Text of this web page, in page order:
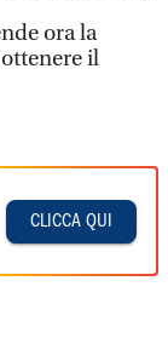
ora la
il
CLICCA QUI